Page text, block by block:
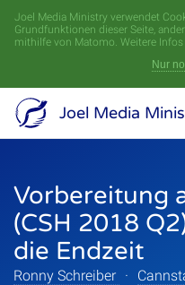
Joel Media Ministry verwendet
Grundfunktionen dieser Seite,
mithilfe von Matomo. Weitere Infos
Nur
Joel Media
Vorbereitung
(CSH 2018
die Endzeit
Ronny Schreiber ·